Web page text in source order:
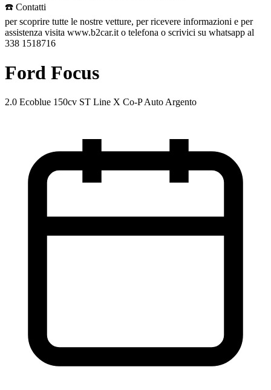
☎️ Contatti
per scoprire tutte le nostre vetture, per ricevere informazioni e per
assistenza visita www.b2car.it o telefona o scrivici su whatsapp al
338 1518716
Ford Focus
2.0 Ecoblue 150cv ST Line X Co-P Auto Argento